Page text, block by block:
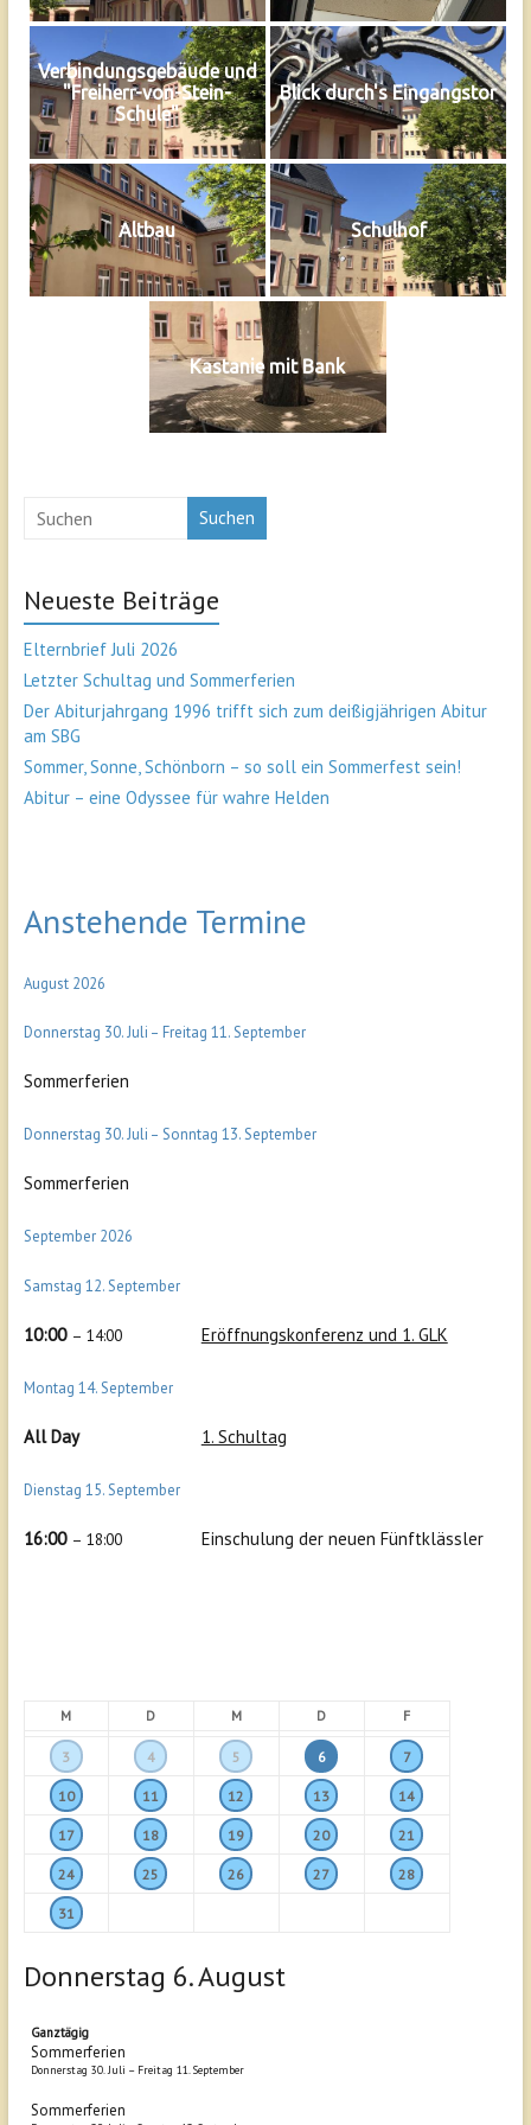
Verbindungsgebäude und
"Freiherr-von-Stein-
Schule"
Blick durch's Eingangstor
Altbau Schulhof
Kastanie mit Bank
Suchen
Neueste Beiträge
Elternbrief Juli 2026
Letzter Schultag und Sommerferien
Der Abiturjahrgang 1996 trifft sich zum deißigjährigen Abitur
am SBG
Sommer, Sonne, Schönborn – so soll ein Sommerfest sein!
Abitur – eine Odyssee für wahre Helden
Anstehende Termine
August 2026
Donnerstag 30.Juli – Freitag 11.September
Sommerferien
Donnerstag 30.Juli – Sonntag 13.September
Sommerferien
September 2026
Samstag 12.September
10:00 – 14:00 Eröffnungskonferenz und 1. GLK
Montag 14.September
All Day 1. Schultag
Dienstag 15.September
16:00 – 18:00 Einschulung der neuen Fünftklässler
M D M D F
3 4 5 6 7
10 11 12 13 14
17 18 19 20 21
24 25 26 27 28
31
Donnerstag 6.August
Ganztägig
Sommerferien
Donnerstag 30. Juli – Freitag 11. September
Sommerferien